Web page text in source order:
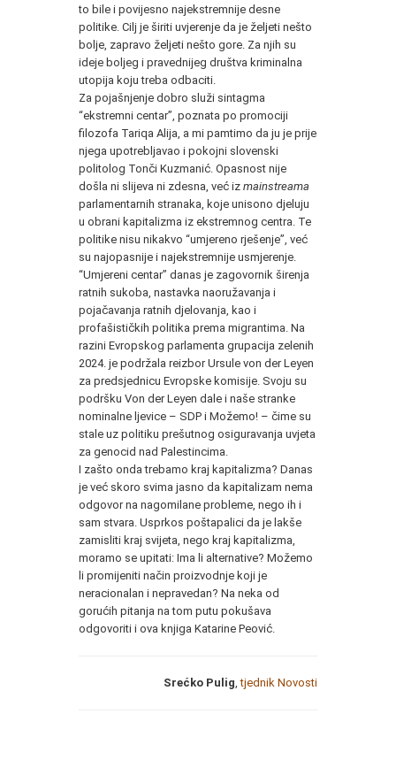
to bile i povijesno najekstremnije desne
politike. Cilj je širiti uvjerenje da je željeti nešto
bolje, zapravo željeti nešto gore. Za njih su
ideje boljeg i pravednijeg društva kriminalna
utopija koju treba odbaciti.
Za pojašnjenje dobro služi sintagma
“ekstremni centar”, poznata po promociji
filozofa Tariqa Alija, a mi pamtimo da ju je prije
njega upotrebljavao i pokojni slovenski
politolog Tonči Kuzmanić. Opasnost nije
došla ni slijeva ni zdesna, već iz mainstreama
parlamentarnih stranaka, koje unisono djeluju
u obrani kapitalizma iz ekstremnog centra. Te
politike nisu nikakvo “umjereno rješenje”, već
su najopasnije i najekstremnije usmjerenje.
“Umjereni centar” danas je zagovornik širenja
ratnih sukoba, nastavka naoružavanja i
pojačavanja ratnih djelovanja, kao i
profašističkih politika prema migrantima. Na
razini Evropskog parlamenta grupacija zelenih
2024. je podržala reizbor Ursule von der Leyen
za predsjednicu Evropske komisije. Svoju su
podršku Von der Leyen dale i naše stranke
nominalne ljevice – SDP i Možemo! – čime su
stale uz politiku prešutnog osiguravanja uvjeta
za genocid nad Palestincima.
I zašto onda trebamo kraj kapitalizma? Danas
je već skoro svima jasno da kapitalizam nema
odgovor na nagomilane probleme, nego ih i
sam stvara. Usprkos poštapalici da je lakše
zamisliti kraj svijeta, nego kraj kapitalizma,
moramo se upitati: Ima li alternative? Možemo
li promijeniti način proizvodnje koji je
neracionalan i nepravedan? Na neka od
gorućih pitanja na tom putu pokušava
odgovoriti i ova knjiga Katarine Peović.
Srećko Pulig ,tjednik Novosti